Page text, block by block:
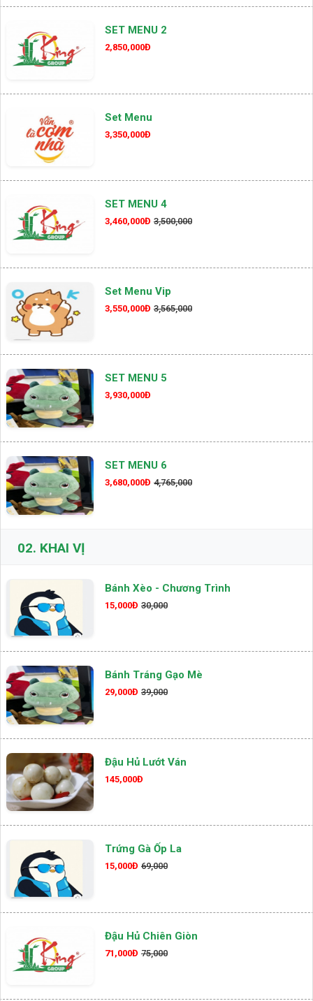
SET MENU 2
2,850,000Đ
Set Menu
3,350,000Đ
SET MENU 4
3,460,000Đ 3,500,000
Set Menu Vip
3,550,000Đ 3,565,000
SET MENU 5
3,930,000Đ
SET MENU 6
3,680,000Đ 4,765,000
02. KHAI VỊ
Bánh Xèo - Chương Trình
15,000Đ 30,000
Bánh Tráng Gạo Mè
29,000Đ 39,000
Đậu Hủ Lướt Ván
145,000Đ
Trứng Gà Ốp La
15,000Đ 69,000
Đậu Hủ Chiên Giòn
71,000Đ 75,000